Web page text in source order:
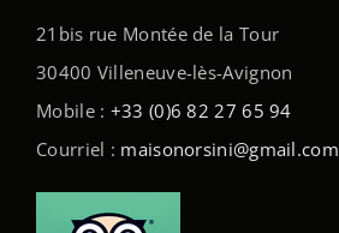
21bis rue Montée de la Tour
30400 Villeneuve-lès-Avignon
Mobile : +33 (0)6 82 27 65 94
Courriel : maisonorsini@gmail.com